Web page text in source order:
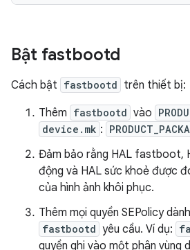
Bật fastbootd
Cách bật fastbootd trên thiết bị:
Thêm fastbootd vào
device.mk :
Đảm bảo rằng HAL fastboot,
động và HAL sức khoẻ được
của hình ảnh khôi phục.
Thêm mọi quyền SEPolicy
fastbootd yêu cầu. Ví dụ:
quyền ghi vào một phân vùng